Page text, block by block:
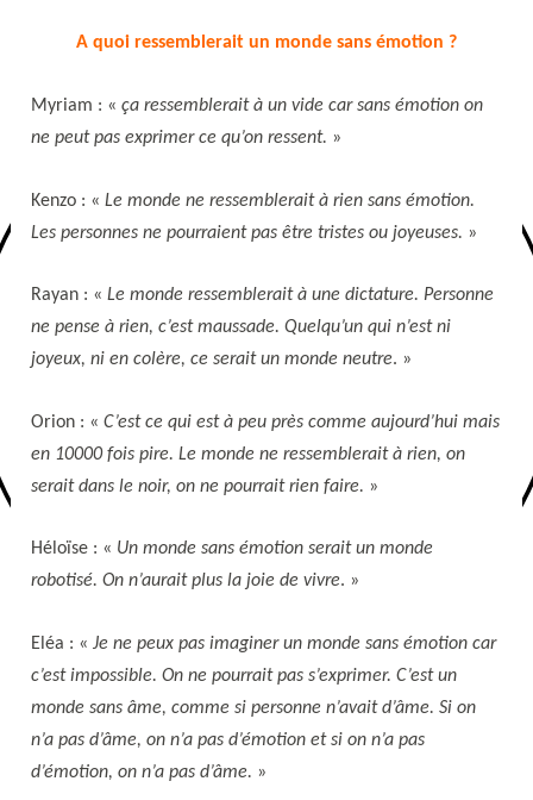
A quoi ressemblerait un monde sans émotion ?
Myriam : «ça ressemblerait à un vide car sans émotion on
ne peut pas exprimer ce qu’on ressent. »
Kenzo : «Le monde ne ressemblerait à rien sans émotion.
Les personnes ne pourraient pas être tristes ou joyeuses. »
Rayan : «Le monde ressemblerait à une dictature. Personne
ne pense à rien, c’est maussade. Quelqu’un qui n’est ni
joyeux, ni en colère, ce serait un monde neutre. »
Orion : «C’est ce qui est à peu près comme aujourd’hui mais
en 10000 fois pire. Le monde ne ressemblerait à rien, on
serait dans le noir, on ne pourrait rien faire. »
Héloïse : « Un monde sans émotion serait un monde
robotisé. On n’aurait plus la joie de vivre. »
Eléa : «Je ne peux pas imaginer un monde sans émotion car
c’est impossible. On ne pourrait pas s’exprimer. C’est un
monde sans âme, comme si personne n’avait d’âme. Si on
n’a pas d’âme, on n’a pas d’émotion et si on n’a pas
d’émotion, on n’a pas d’âme. »